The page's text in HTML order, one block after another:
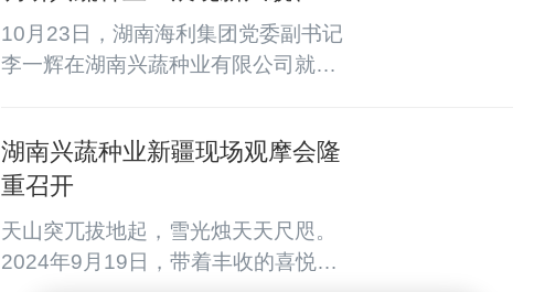
的主角中国工程院院士邹学校他又被
大家亲切称为“辣椒院士”不仅培育出1
不认识邹学校但他的辣椒你！一！
定！吃！过！1育什么种，先问百...
现新跨越
10月23日，湖南海利集团党委副书记
李一辉在湖南兴蔬种业有限公司就党
群工作部主要负责人等陪同调研。
湖南兴蔬种业新疆现场观摩会隆
重召开
天山突兀拔地起，雪光烛天天尺咫。
2024年9月19日，带着丰收的喜悦，